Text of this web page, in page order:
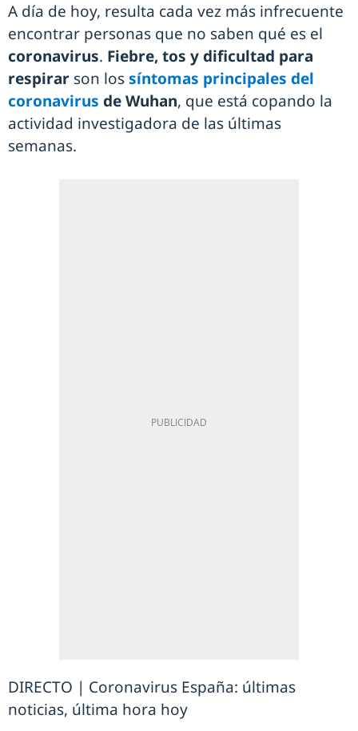
A día de hoy, resulta cada vez más infrecuente
encontrar personas que no saben qué es el
coronavirus. Fiebre, tos y dificultad para
respirar son lossíntomas principales del
coronavirus de Wuhan, que está copando la
actividad investigadora de las últimas
semanas.
DIRECTO | Coronavirus España: últimas
noticias, última hora hoy